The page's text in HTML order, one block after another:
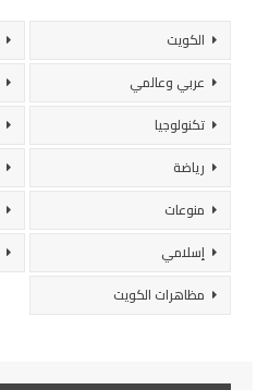
الكويت
عربي وعالمي
تكنولوجيا
رياضة
منوعات
إسلامي
مظاهرات الكويت